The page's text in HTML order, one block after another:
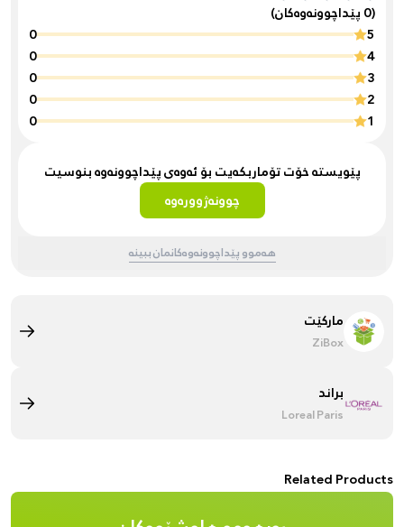
(0 پێداچوونەوەکان)
5
0
4
0
3
0
2
0
1
0
پێویستە خۆت تۆماربکەیت بۆ ئەوەی پێداچوونەوە بنوسیت
چوونەژوورەوە
هەموو پێداچوونەوەکانمان ببینە
مارکێت
ZiBox
براند
Loreal Paris
Related Products